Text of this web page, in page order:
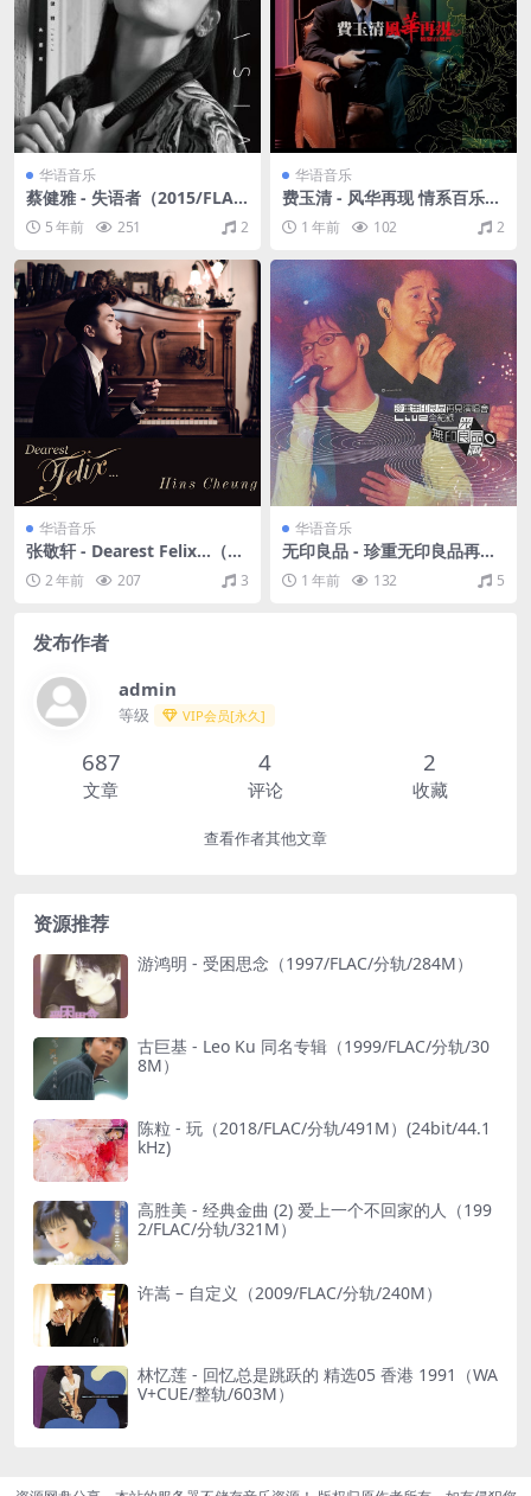
华语音乐
蔡健雅 - 失语者（2015/FLA
C/分轨/251M）
5 年前 251 2
华语音乐
费玉清 - 风华再现 情系百乐门
（2002/FLAC/分轨/300M）
1 年前 102 2
华语音乐
张敬轩 - Dearest Felix…（20
16/FLAC/分轨/249M）
2 年前 207 3
华语音乐
无印良品 - 珍重无印良品再见
演唱会LIVE全记录（2000/FL
AC/分轨/819M）
1 年前 132 5
发布作者
admin
等级 VIP会员[永久]
687
文章
4
评论
2
收藏
查看作者其他文章
资源推荐
游鸿明 - 受困思念（1997/FLAC/分轨/284M）
古巨基 - Leo Ku 同名专辑（1999/FLAC/分轨/30
8M）
陈粒 - 玩（2018/FLAC/分轨/491M）(24bit/44.1
kHz)
高胜美 - 经典金曲 (2) 爱上一个不回家的人（199
2/FLAC/分轨/321M）
许嵩 – 自定义（2009/FLAC/分轨/240M）
林忆莲 - 回忆总是跳跃的 精选05 香港 1991（WA
V+CUE/整轨/603M）